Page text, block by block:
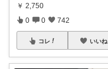
￥ 2,750
0 0 742
コレ いいね